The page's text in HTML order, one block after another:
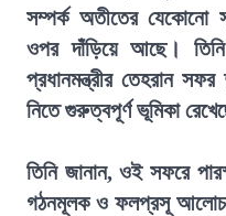
সম্পর্ক অতীতের
ওপর দাঁড়িয়ে আছে।
প্রধানমন্ত্রীর তেহরান
নিতে গুরুত্বপূর্ণ ভূমিকা
তিনি জানান, ওই সফরে
গঠনমূলক ও ফলপ্রসূ